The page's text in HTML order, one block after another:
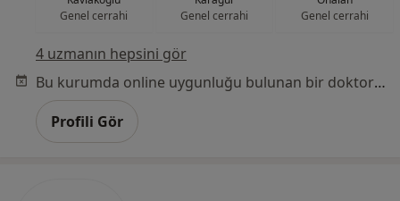
Genel cerrahi
Genel cerrahi
Genel cerrahi
4 uzmanın hepsini gör
Bu kurumda online uygunluğu bulunan bir doktor veya uzman bulunamadı
Profili Gör